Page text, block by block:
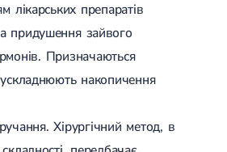
лікарських препаратів
придушення зайвого
Призначаються
накопичення
Хірургічний метод, в